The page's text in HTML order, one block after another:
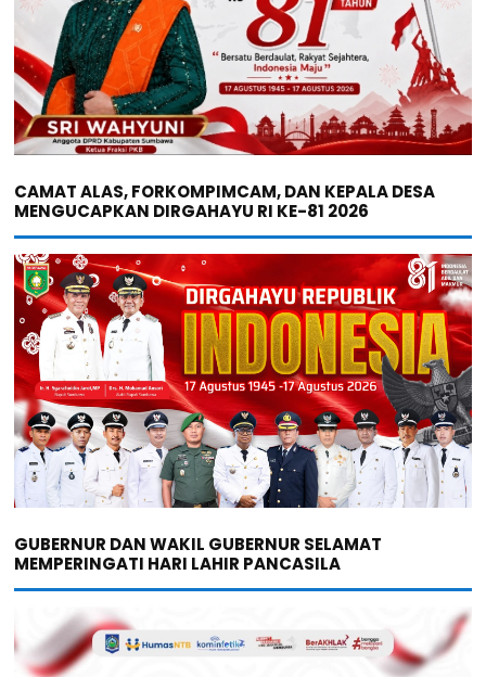
CAMAT ALAS, FORKOMPIMCAM, DAN KEPALA DESA
MENGUCAPKAN DIRGAHAYU RI KE-81 2026
GUBERNUR DAN WAKIL GUBERNUR SELAMAT
MEMPERINGATI HARI LAHIR PANCASILA